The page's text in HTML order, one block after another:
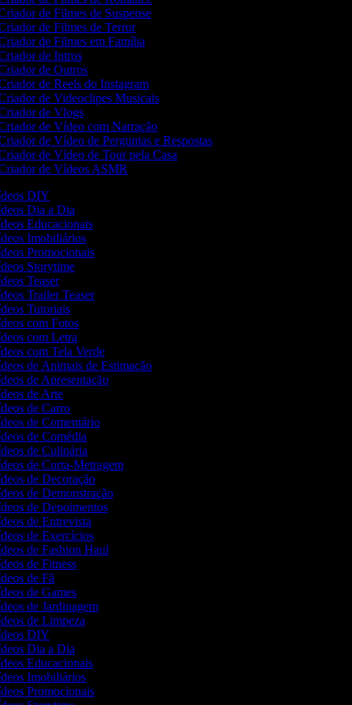
de Filmes de Suspense
de Filmes de Terror
de Filmes em Família
de Intros
de Outros
de Reels do Instagram
de Videoclipes Musicais
de Vlogs
de Vídeo com Narração
de Vídeo de Perguntas e Respostas
de Vídeo de Tour pela Casa
de Vídeos ASMR
DIY
Dia a Dia
Educacionais
Imobiliários
Promocionais
Storytime
Teaser
Trailer Teaser
Tutoriais
com Fotos
com Letra
com Tela Verde
de Animais de Estimação
de Apresentação
de Arte
de Carro
de Comentário
de Comédia
de Culinária
de Curta-Metragem
de Decoração
de Demonstração
de Depoimentos
de Entrevista
de Exercícios
de Fashion Haul
de Fitness
de Fã
de Games
de Jardinagem
de Limpeza
DIY
Dia a Dia
Educacionais
Imobiliários
Promocionais